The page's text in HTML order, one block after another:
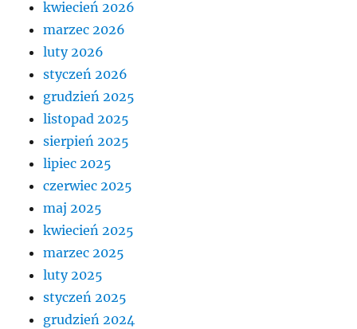
kwiecień 2026
marzec 2026
luty 2026
styczeń 2026
grudzień 2025
listopad 2025
sierpień 2025
lipiec 2025
czerwiec 2025
maj 2025
kwiecień 2025
marzec 2025
luty 2025
styczeń 2025
grudzień 2024